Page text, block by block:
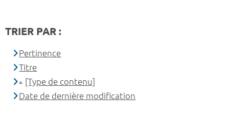
TRIER PAR :
Pertinence
Titre
[Type de contenu]
Date de dernière modification